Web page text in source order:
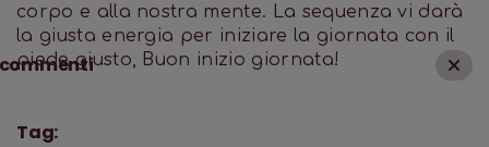
corpo e alla nostra mente. La sequenza vi darà
la giusta energia per iniziare la giornata con il
piede giusto, Buon inizio giornata!
Tag: